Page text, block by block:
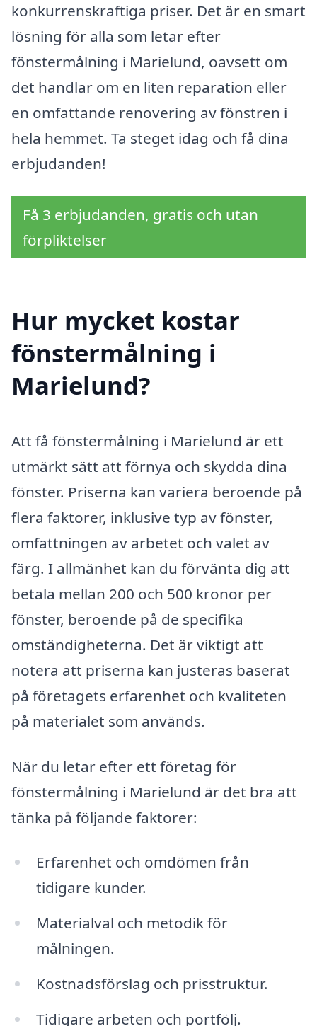
konkurrenskraftiga priser. Det är en smart
lösning för alla som letar efter
fönstermålning i Marielund, oavsett om
det handlar om en liten reparation eller
en omfattande renovering av fönstren i
hela hemmet. Ta steget idag och få dina
erbjudanden!
Få 3 erbjudanden, gratis och utan
förpliktelser
Hur mycket kostar
fönstermålning i
Marielund?
Att få fönstermålning i Marielund är ett
utmärkt sätt att förnya och skydda dina
fönster. Priserna kan variera beroende på
flera faktorer, inklusive typ av fönster,
omfattningen av arbetet och valet av
färg. I allmänhet kan du förvänta dig att
betala mellan 200 och 500 kronor per
fönster, beroende på de specifika
omständigheterna. Det är viktigt att
notera att priserna kan justeras baserat
på företagets erfarenhet och kvaliteten
på materialet som används.
När du letar efter ett företag för
fönstermålning i Marielund är det bra att
tänka på följande faktorer:
Erfarenhet och omdömen från
tidigare kunder.
Materialval och metodik för
målningen.
Kostnadsförslag och prisstruktur.
Tidigare arbeten och portfölj.